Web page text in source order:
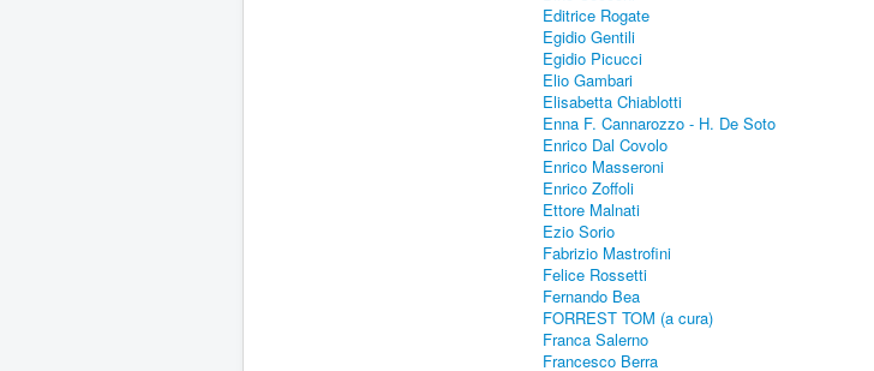
Editrice Rogate
Egidio Gentili
Egidio Picucci
Elio Gambari
Elisabetta Chiablotti
Enna F. Cannarozzo - H. De Soto
Enrico Dal Covolo
Enrico Masseroni
Enrico Zoffoli
Ettore Malnati
Ezio Sorio
Fabrizio Mastrofini
Felice Rossetti
Fernando Bea
FORREST TOM (a cura)
Franca Salerno
Francesco Berra